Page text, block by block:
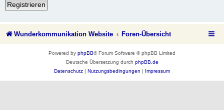
Registrieren
Wunderkommunikation Website Foren-Übersicht
Powered by phpBB® Forum Software © phpBB Limited
Deutsche Übersetzung durch phpBB.de
Datenschutz | Nutzungsbedingungen | Impressum